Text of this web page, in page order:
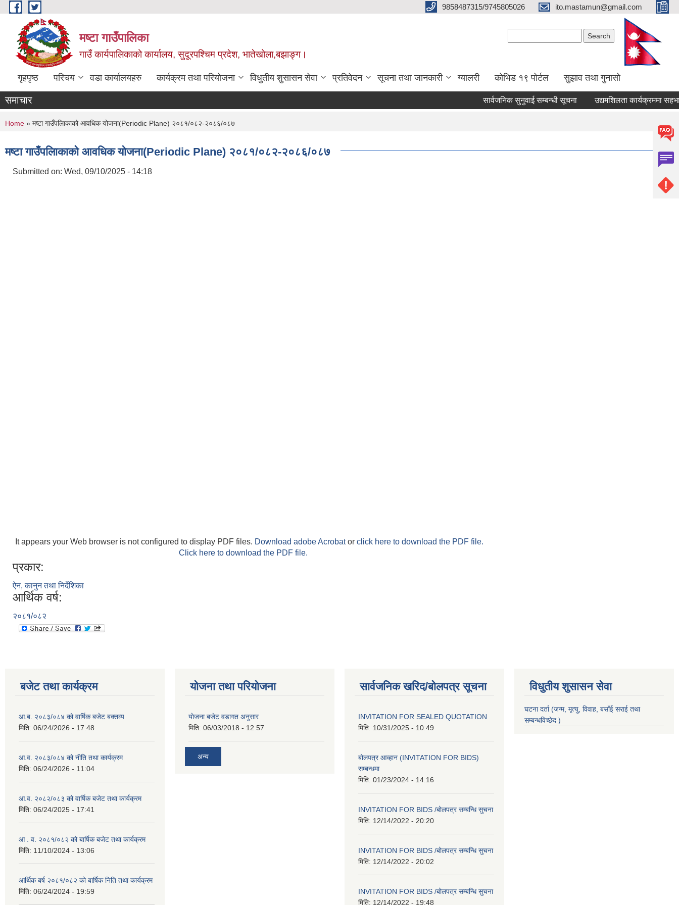
Skip to main content 9858487315/9745805026 ito.mastamun@gmail.com
मष्टा गाउँपालिका
गाउँ कार्यपालिकाको कार्यालय, सुदूरपश्चिम प्रदेश, भातेखोला,बझाङ्ग।
गृहपृष्ठ परिचय वडा कार्यालयहरु कार्यक्रम तथा परियोजना विधुतीय शुसासन सेवा प्रतिवेदन सूचना तथा जानकारी ग्यालरी कोभिड १९ पोर्टल सुझाव तथा गुनासो
समाचार सार्वजनिक सुनुवाई सम्बन्धी सूचना उद्यमशिलता कार्यक्रममा
You are here
Home » मष्टा गाउँपलािकाको आवधिक योजना(Periodic Plane) २०८१/०८२-२०८६/०८७
मष्टा गाउँपलािकाको आवधिक योजना(Periodic Plane) २०८१/०८२-२०८६/०८७
Submitted on: Wed, 09/10/2025 - 14:18
It appears your Web browser is not configured to display PDF files. Download adobe Acrobator click here to download the PDF file.
Click here to download the PDF file.
प्रकार:
ऐन, कानुन तथा निर्देशिका
आर्थिक वर्ष:
२०८१/०८२
बजेट तथा कार्यक्रम
आ.ब. २०८३/०८४ को वार्षिक बजेट बक्तव्य
मिति: 06/24/2026 - 17:48
आ.व. २०८३/०८४ को नीति तथा कार्यक्रम
मिति: 06/24/2026 - 11:04
आ.व. २०८२/०८३ को वार्षिक बजेट तथा कार्यक्रम
मिति: 06/24/2025 - 17:41
आ . व. २०८१/०८२ को बार्षिक बजेट तथा कार्यक्रम
मिति: 11/10/2024 - 13:06
आर्थिक बर्ष २०८१/०८२ को बार्षिक निति तथा कार्यक्रम
मिति: 06/24/2024 - 19:59
योजना तथा परियोजना
याेजना बजेट वडागत अनुसार
मिति: 06/03/2018 - 12:57
अन्य
सार्वजनिक खरिद/बोलपत्र सूचना
INVITATION FOR SEALED QUOTATION
मिति: 10/31/2025 - 10:49
बोलपत्र आव्हान (INVITATION FOR BIDS)
सम्बन्धमा
मिति: 01/23/2024 - 14:16
INVITATION FOR BIDS /बोलपत्र सम्बन्धि सुचना
मिति: 12/14/2022 - 20:20
INVITATION FOR BIDS /बोलपत्र सम्बन्धि सुचना
मिति: 12/14/2022 - 20:02
INVITATION FOR BIDS /बोलपत्र सम्बन्धि सुचना
मिति: 12/14/2022 - 19:48
विधुतीय शुसासन सेवा
घटना दर्ता (जन्म, मृत्यु, विवाह, बसाँई सराई तथा
सम्बन्धविच्छेद )